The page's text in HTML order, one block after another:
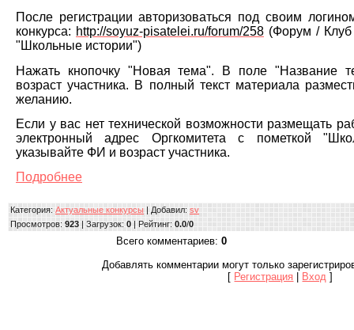
После регистрации авторизоваться под своим
конкурса: http://soyuz-pisatelei.ru/forum/258 (Форум / Клуб
"Школьные истории")
Нажать кнопочку "Новая тема". В поле "Название
возраст участника. В полный текст материала
желанию.
Если у вас нет технической возможности размещать
электронный адрес Оргкомитета с пометкой
указывайте ФИ и возраст участника.
Подробнее
Категория: Актуальные конкурсы Добавил: sv
Просмотров: 923 Загрузок: 0 Рейтинг: 0.0/0
Всего комментариев: 0
Добавлять комментарии могут только
[ Регистрация Вход ]